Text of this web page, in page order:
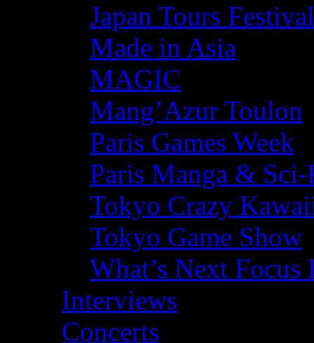
Japan Tours Festival
Made in Asia
MAGIC
Mang’Azur Toulon
Paris Games Week
Paris Manga &
Tokyo Crazy
Tokyo Game Show
What’s Next
Interviews
Concerts